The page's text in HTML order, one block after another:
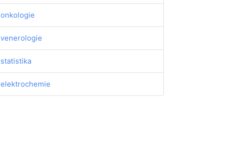
onkologie
venerologie
statistika
elektrochemie